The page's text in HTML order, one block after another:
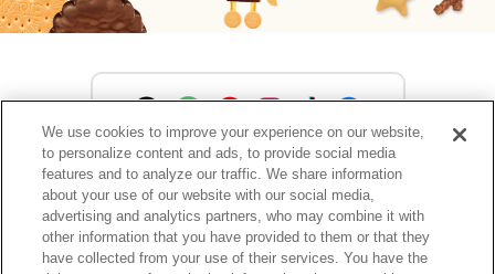
森永製菓公式アカウント一覧
サイトマップ RSSの配信について プライバシーポリシー
We use cookies to improve your experience on our website,
to personalize content and ads, to provide social media
features and to analyze our traffic. We share information
about your use of our website with our social media,
advertising and analytics partners, who may combine it with
other information that you have provided to them or that they
have collected from your use of their services. You have the